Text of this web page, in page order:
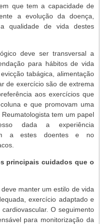
que tem a capacidade de
a evolução da doença,
a qualidade de vida destes
deve ser transversal a
para hábitos de vida
tabágica, alimentação
de exercício são de extrema
aos exercícios que
e que promovam uma
tem um papel
dada a experiência
a estes doentes e no
principais cuidados que o
manter um estilo de vida
exercício adaptado e
O seguimento
para monitorização da